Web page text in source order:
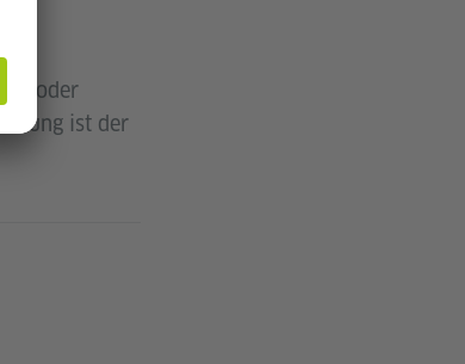
oder
ist der